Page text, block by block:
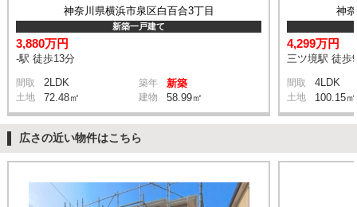
神奈川県横浜市泉区白百合3丁目
新築一戸建て
3,880万円
-駅 徒歩13分
間取 2LDK 築年 新築
土地 72.48㎡ 建物 58.99㎡
神
4,299万円
三ツ境駅 徒歩
間取 4LDK
土地 100.15㎡
広さの近い物件はこちら